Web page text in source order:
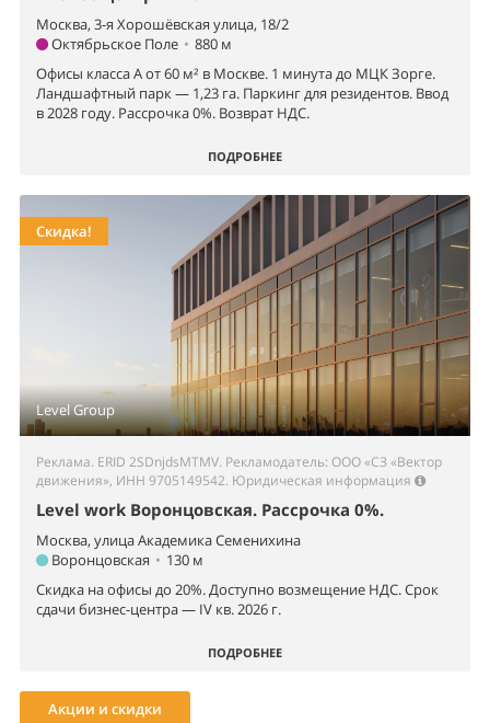
Москва, 3-я Хорошёвская улица, 18/2
Октябрьское Поле • 880 м
Офисы класса А от 60 м² в Москве. 1 минута до МЦК Зорге.
Ландшафтный парк — 1,23 га. Паркинг для резидентов. Ввод
в 2028 году. Рассрочка 0%. Возврат НДС.
ПОДРОБНЕЕ
Level Group
Скидка!
Реклама. ERID 2SDnjdsMTMV. Рекламодатель: ООО «СЗ «Вектор
движения», ИНН 9705149542. Юридическая информация
Level work Воронцовская. Рассрочка 0%.
Москва, улица Академика Семенихина
Воронцовская • 130 м
Скидка на офисы до 20%. Доступно возмещение НДС. Срок
сдачи бизнес-центра — IV кв. 2026 г.
ПОДРОБНЕЕ
Акции и скидки